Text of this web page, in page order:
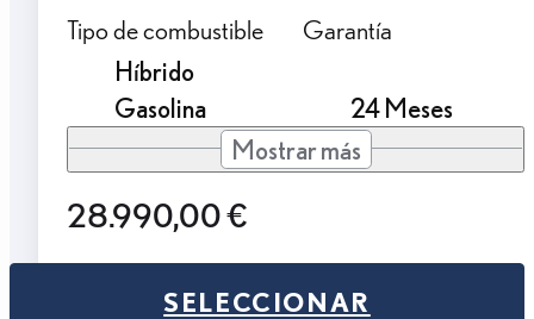
Tipo de combustible
Híbrido
Gasolina
Garantía
24 Meses
Mostrar más
28.990,00 €
SELECCIONAR